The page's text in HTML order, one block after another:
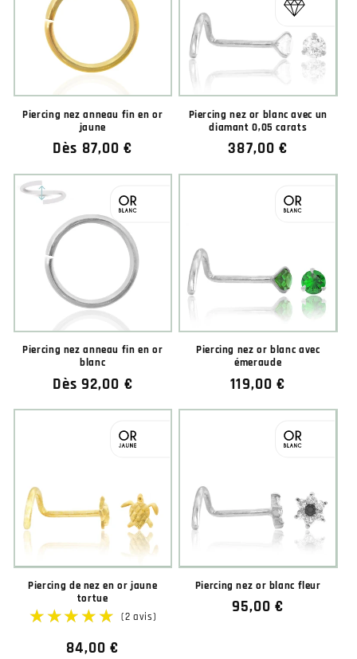
Piercing nez anneau fin en or
jaune
Prix
habituel
Dès 87,00 €
Piercing nez or blanc avec un
diamant 0,05 carats
Prix
habituel
387,00 €
Piercing nez anneau fin en or
blanc
Prix
habituel
Dès 92,00 €
Piercing nez or blanc avec
émeraude
Prix
habituel
119,00 €
Piercing de nez en or jaune
tortue
Prix
84,00 €
Piercing nez or blanc fleur
Prix
95,00 €